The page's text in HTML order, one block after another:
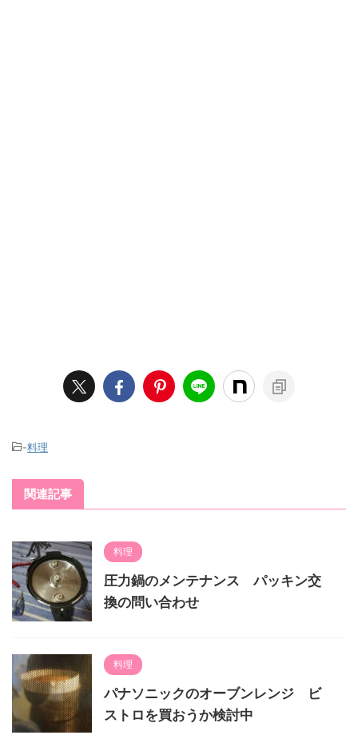
-料理
関連記事
料理
圧力鍋のメンテナンス パッキン交
換の問い合わせ
料理
パナソニックのオーブンレンジ ビ
ストロを買おうか検討中